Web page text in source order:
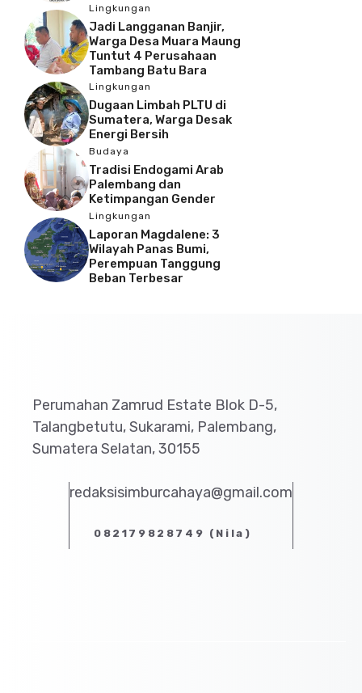
Lingkungan
Jadi Langganan Banjir,
Warga Desa Muara Maung
Tuntut 4 Perusahaan
Tambang Batu Bara
Lingkungan
Dugaan Limbah PLTU di
Sumatera, Warga Desak
Energi Bersih
Budaya
Tradisi Endogami Arab
Palembang dan
Ketimpangan Gender
Lingkungan
Laporan Magdalene: 3
Wilayah Panas Bumi,
Perempuan Tanggung
Beban Terbesar
Perumahan Zamrud Estate Blok D-5,
Talangbetutu, Sukarami, Palembang,
Sumatera Selatan, 30155
redaksisimburcahaya@gmail.com
082179828749 (Nila)